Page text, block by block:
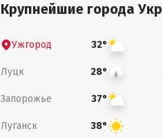
Крупнейшие города
Ужгород 32°
Луцк 28°
Запорожье 37°
Луганск 38°